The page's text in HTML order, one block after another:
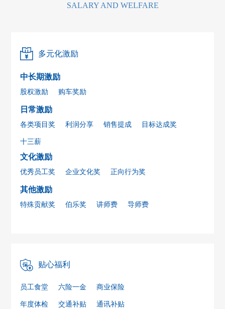
SALARY AND WELFARE
多元化激励
中长期激励
股权激励 购车奖励
日常激励
各类项目奖 利润分享 销售提成 目标达成奖
十三薪
文化激励
优秀员工奖 企业文化奖 正向行为奖
其他激励
特殊贡献奖 伯乐奖 讲师费 导师费
贴心福利
员工食堂 六险一金 商业保险
年度体检 交通补贴 通讯补贴